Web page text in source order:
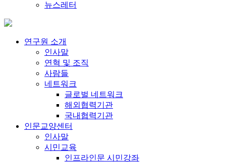
뉴스레터
연구원 소개
인사말
연혁 및 조직
사람들
네트워크
글로벌 네트워크
해외협력기관
국내협력기관
인문교양센터
인사말
시민교육
인프라인문 시민강좌